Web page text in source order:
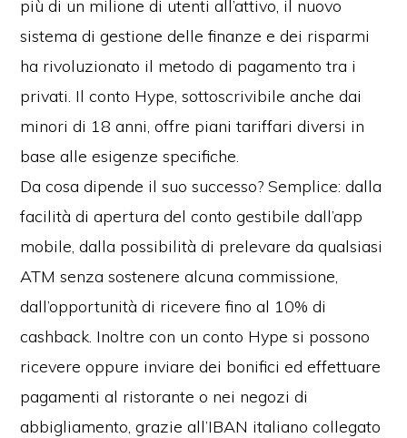
più di un milione di utenti all’attivo, il nuovo
sistema di gestione delle finanze e dei risparmi
ha rivoluzionato il metodo di pagamento tra i
privati. Il conto Hype, sottoscrivibile anche dai
minori di 18 anni, offre piani tariffari diversi in
base alle esigenze specifiche.
Da cosa dipende il suo successo? Semplice: dalla
facilità di apertura del conto gestibile dall’app
mobile, dalla possibilità di prelevare da qualsiasi
ATM senza sostenere alcuna commissione,
dall’opportunità di ricevere fino al 10% di
cashback. Inoltre con un conto Hype si possono
ricevere oppure inviare dei bonifici ed effettuare
pagamenti al ristorante o nei negozi di
abbigliamento, grazie all’IBAN italiano collegato